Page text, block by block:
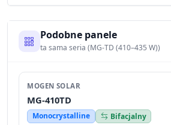
Podobne panele
ta sama seria (MG-TD (410–435 W))
MOGEN SOLAR
MG-410TD
Monocrystalline
Bifacjalny